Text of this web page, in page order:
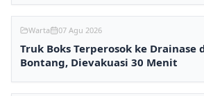
Warta 07 Agu 2026
Truk Boks Terperosok ke Drainase
Bontang, Dievakuasi 30 Menit